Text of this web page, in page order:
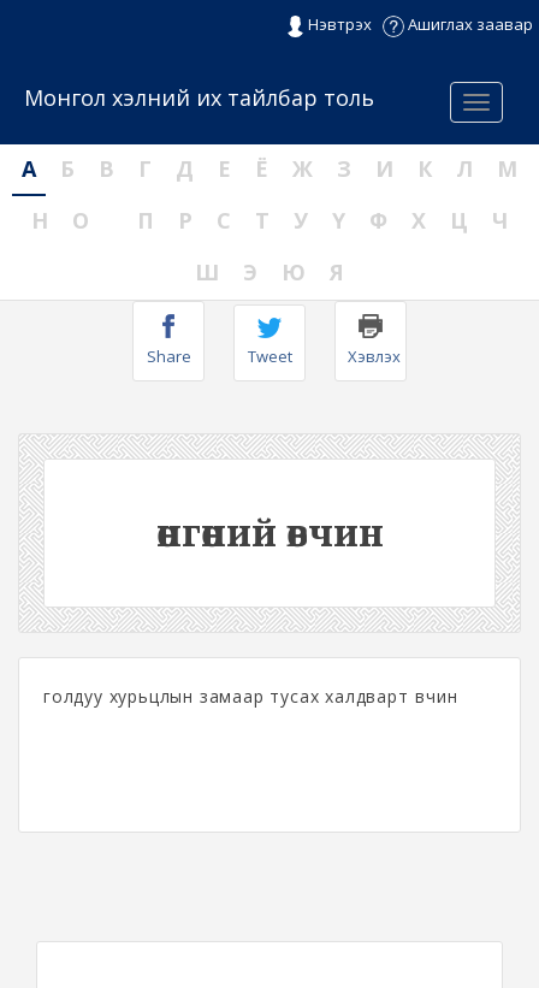
Нэвтрэх Ашиглах заавар
Menu
Монгол хэлний их тайлбар толь
А Б В Г Д Е Ё Ж З И К Л
М
Н
О П Р С Т У Ү Ф Х Ц
Ч
Ш
Э Ю Я
Share Tweet Хэвлэх
өнгөний өвчин
голдуу хурьцлын замаар тусах халдварт өвчин